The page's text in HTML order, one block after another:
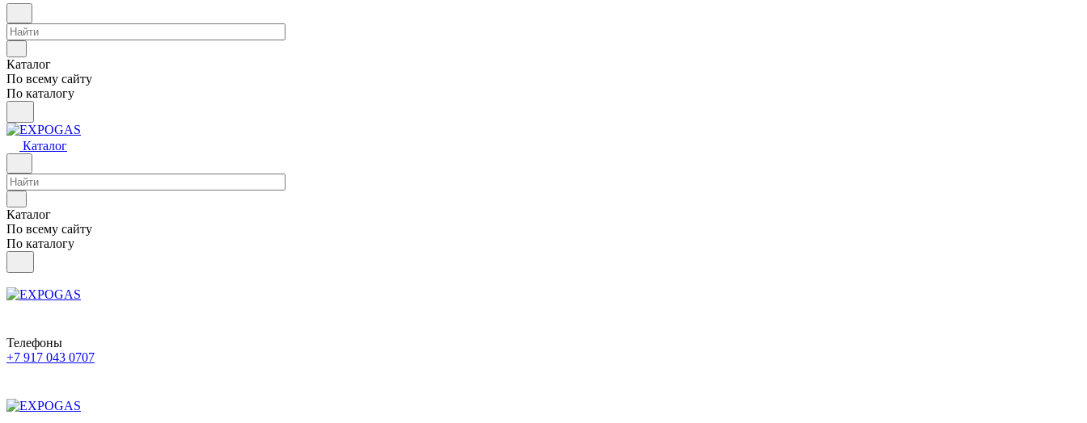
Каталог
По всему сайту
По каталогу
Каталог
Каталог
По всему сайту
По каталогу
Телефоны
+7 917 043 0707